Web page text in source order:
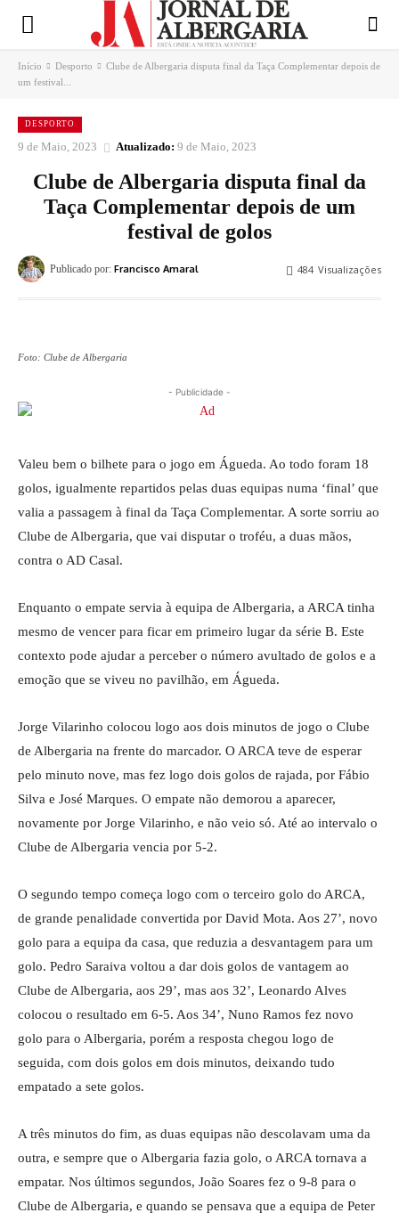
Início Desporto
Clube de Albergaria disputa final da Taça Complementar depois de
um festival...
DESPORTO
9 de Maio, 2023 Atualizado: 9 de Maio, 2023
Clube de Albergaria disputa final da
Taça Complementar depois de um
festival de golos
484 Visualizações
Publicado por: Francisco Amaral
Foto: Clube de Albergaria
- Publicidade -
Valeu bem o bilhete para o jogo em Águeda. Ao todo foram 18
golos, igualmente repartidos pelas duas equipas numa ‘final’ que
valia a passagem à final da Taça Complementar. A sorte sorriu ao
Clube de Albergaria, que vai disputar o troféu, a duas mãos,
contra o AD Casal.
Enquanto o empate servia à equipa de Albergaria, a ARCA tinha
mesmo de vencer para ficar em primeiro lugar da série B. Este
contexto pode ajudar a perceber o número avultado de golos e a
emoção que se viveu no pavilhão, em Águeda.
Jorge Vilarinho colocou logo aos dois minutos de jogo o Clube
de Albergaria na frente do marcador. O ARCA teve de esperar
pelo minuto nove, mas fez logo dois golos de rajada, por Fábio
Silva e José Marques. O empate não demorou a aparecer,
novamente por Jorge Vilarinho, e não veio só. Até ao intervalo o
Clube de Albergaria vencia por 5-2.
O segundo tempo começa logo com o terceiro golo do ARCA,
de grande penalidade convertida por David Mota. Aos 27’, novo
golo para a equipa da casa, que reduzia a desvantagem para um
golo. Pedro Saraiva voltou a dar dois golos de vantagem ao
Clube de Albergaria, aos 29’, mas aos 32’, Leonardo Alves
colocou o resultado em 6-5. Aos 34’, Nuno Ramos fez novo
golo para o Albergaria, porém a resposta chegou logo de
seguida, com dois golos em dois minutos, deixando tudo
empatado a sete golos.
A três minutos do fim, as duas equipas não descolavam uma da
outra, e sempre que o Albergaria fazia golo, o ARCA tornava a
empatar. Nos últimos segundos, João Soares fez o 9-8 para o
Clube de Albergaria, e quando se pensava que a equipa de Peter